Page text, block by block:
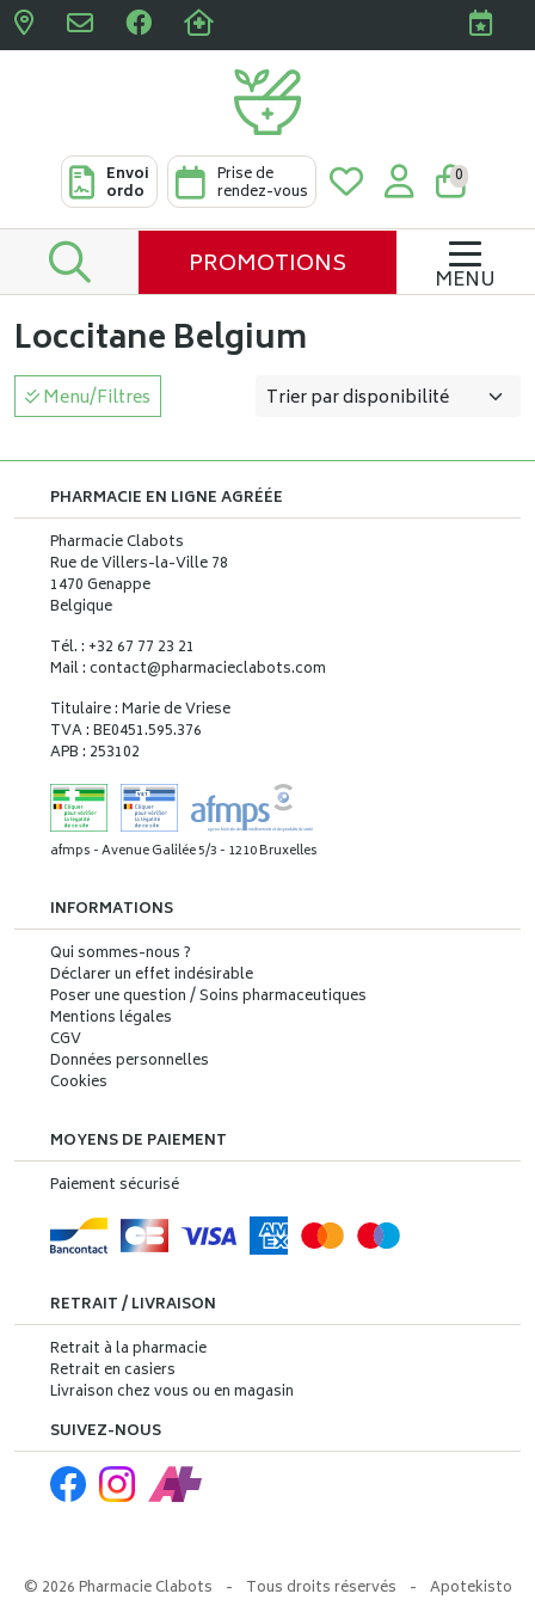
Pharmacies Clabots &
Envoi
ordo
Prise de
rendez-vous
0
PROMOTIONS MENU
Loccitane Belgium
Menu/Filtres
PHARMACIE EN LIGNE AGRÉÉE
Pharmacie Clabots
Rue de Villers-la-Ville 78
1470 Genappe
Belgique
Tél. : +32 67 77 23 21
Mail : contact@pharmacieclabots.com
Titulaire : Marie de Vriese
TVA : BE0451.595.376
APB : 253102
afmps - Avenue Galilée 5/3 - 1210 Bruxelles
INFORMATIONS
Qui sommes-nous ?
Déclarer un effet indésirable
Poser une question / Soins pharmaceutiques
Mentions légales
CGV
Données personnelles
Cookies
MOYENS DE PAIEMENT
Paiement sécurisé
RETRAIT / LIVRAISON
Retrait à la pharmacie
Retrait en casiers
Livraison chez vous ou en magasin
SUIVEZ-NOUS
© 2026 Pharmacie Clabots - Tous droits réservés - Apotekisto